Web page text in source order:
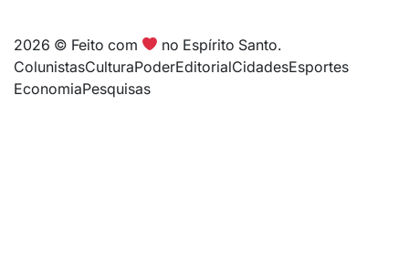
2026 © Feito com
no Espírito Santo.
ColunistasCulturaPoderEditorialCidadesEsportes
EconomiaPesquisas